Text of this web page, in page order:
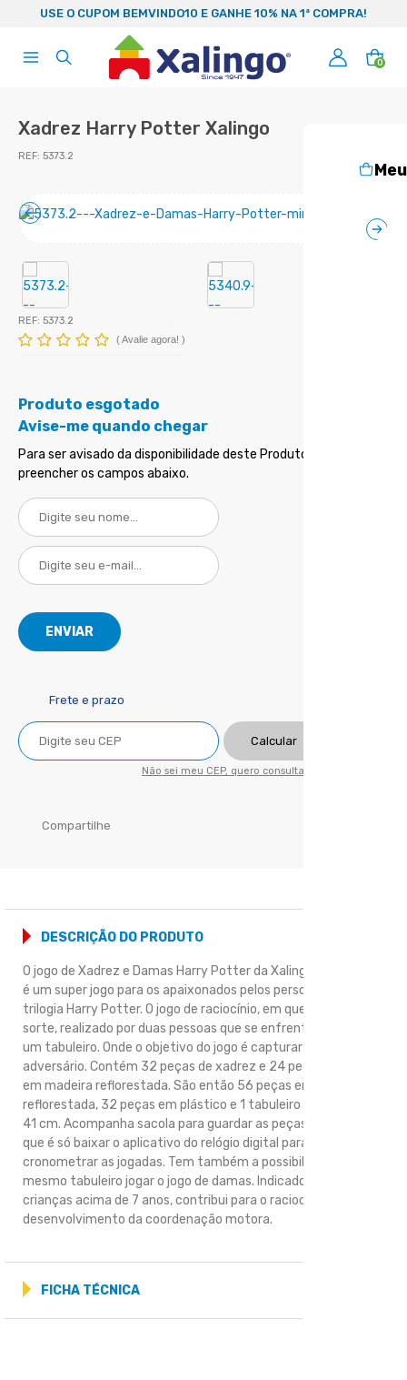
USE O CUPOM BEMVINDO10 E GANHE 10% NA 1ª COMPRA!
0
Xadrez Harry Potter Xalingo
REF: 5373.2
REF: 5373.2
(Avalie agora! )
Produto esgotado
Avise-me quando chegar
Para ser avisado da disponibilidade deste Produto, basta
preencher os campos abaixo.
Frete e prazo
Calcular
Não sei meu CEP, quero consultar
Compartilhe
DESCRIÇÃO DO PRODUTO
O jogo de Xadrez e Damas Harry Potter da Xalingo Brinquedos
é um super jogo para os apaixonados pelos personagens da
trilogia Harry Potter. O jogo de raciocínio, em que não existe
sorte, realizado por duas pessoas que se enfrentam diante de
um tabuleiro. Onde o objetivo do jogo é capturar o rei do
adversário. Contém 32 peças de xadrez e 24 peças de damas
em madeira reflorestada. São então 56 peças em madeira
reflorestada, 32 peças em plástico e 1 tabuleiro medindo 37 x
41 cm. Acompanha sacola para guardar as peças. E o legal é
que é só baixar o aplicativo do relógio digital para
cronometrar as jogadas. Tem também a possibilidade de no
mesmo tabuleiro jogar o jogo de damas. Indicado para
crianças acima de 7 anos, contribui para o raciocínio lógico e
desenvolvimento da coordenação motora.
FICHA TÉCNICA